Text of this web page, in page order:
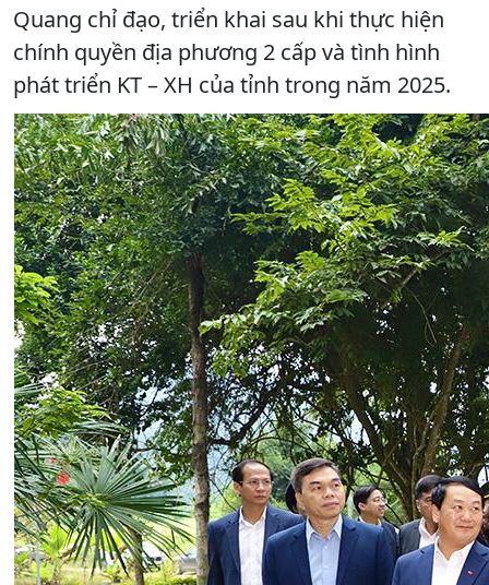
Quang chỉ đạo, triển khai sau khi thực hiện
chính quyền địa phương 2 cấp và tình hình
phát triển KT – XH của tỉnh trong năm 2025.